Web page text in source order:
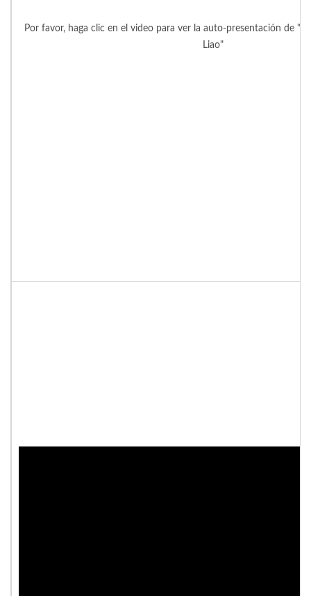
Por favor, haga clic en el video para ver la auto-presentación de
Liao"